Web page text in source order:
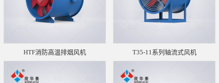
HTF消防高温排烟风机 T35-11系列轴流式风机